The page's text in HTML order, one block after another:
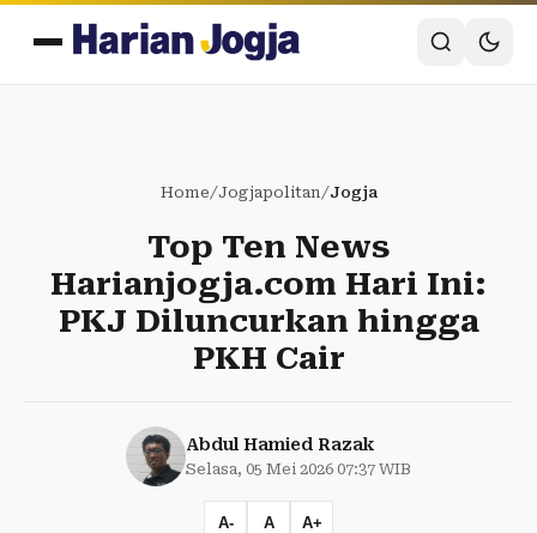
Home/Jogjapolitan/Jogja
Top Ten News
Harianjogja.com Hari Ini:
PKJ Diluncurkan hingga
PKH Cair
Abdul Hamied Razak
Selasa, 05 Mei 2026 07:37 WIB
A- A A+